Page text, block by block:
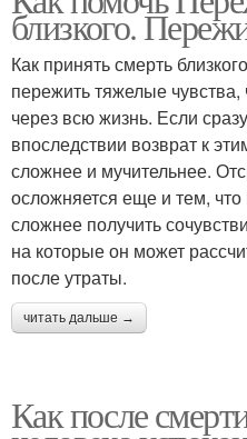
близкого.
Как принять смерть
пережить тяжелые чувства,
через всю жизнь. Если
впоследствии возврат к
сложнее и мучительнее.
осложняется еще и тем,
сложнее получить
на которые он может
после утраты.
читать дальше →
Как после